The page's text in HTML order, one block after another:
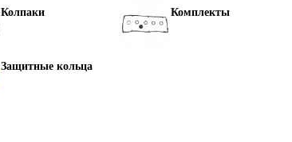
Колпаки Комплекты
Защитные кольца